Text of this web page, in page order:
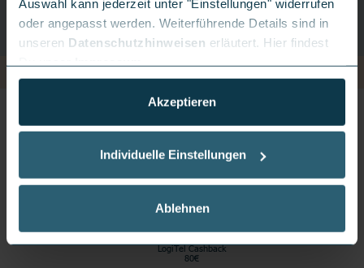
Auswahl kann jederzeit unter "Einstellungen" widerrufen
oder angepasst werden. Weiterführende Details sind in
unseren Datenschutzhinweisen erläutert. Hier findest
Du unserImpressum.
Akzeptieren
Individuelle Einstellungen
Ablehnen
LogiTel Cashback
80€